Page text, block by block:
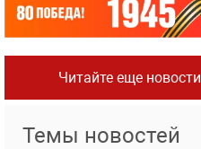
Читайте еще новости
Темы новостей